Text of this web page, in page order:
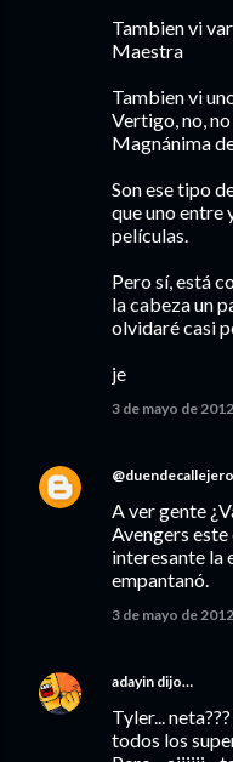
Tambien vi
Maestra
Tambien vi
Vertigo, no,
Magnánima
Son ese tipo
que uno entre
películas.
Pero sí, está
la cabeza un
olvidaré casi
je
3 de mayo de
@duendecallejero
A ver gente
Avengers
interesante la
empantanó.
3 de mayo de
adayin dijo…
Tyler...
todos los